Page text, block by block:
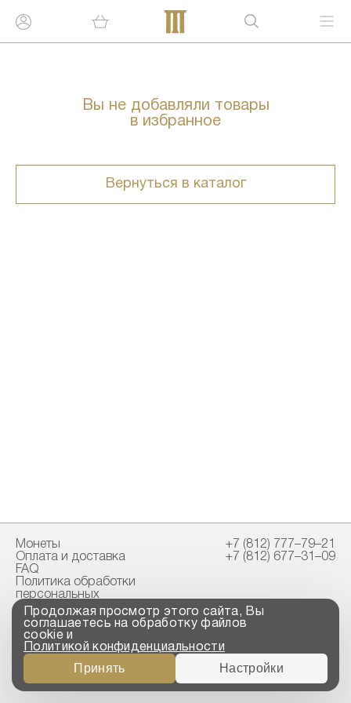
Вы не добавляли товары
в избранное
Вернуться в каталог
Монеты
Оплата и доставка
FAQ
Политика обработки
персональных
данных
Свидетельство
пробирной палаты
+7 (812) 777–79–21
+7 (812) 677–31–09
Copyright © 2023-2026
“ООО ТРОЙСКИЙ
СТАНДАРТ”
Продолжая просмотр этого сайта, Вы
соглашаетесь на обработку файлов
cookie и
Политикой конфиденциальности
Принять Настройки